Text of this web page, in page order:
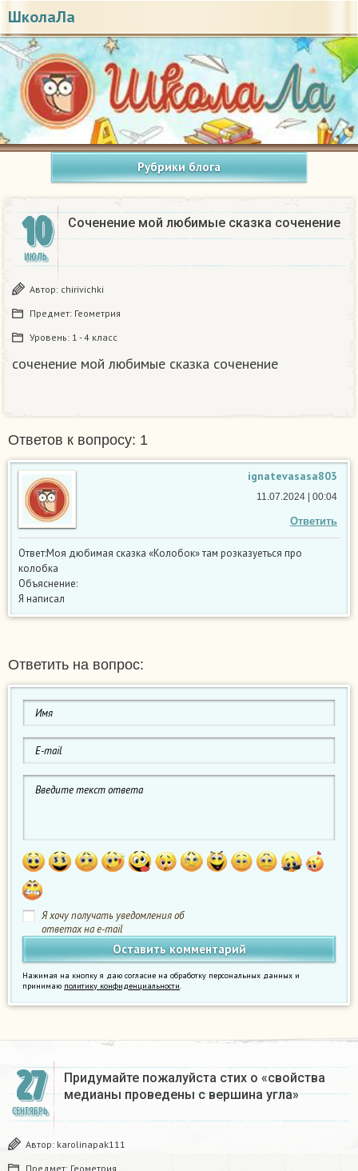
ШколаЛа
Рубрики блога
10
ИЮЛЬ
Соченение мой любимые сказка соченение ​
Автор: chirivichki
Предмет: Геометрия
Уровень: 1 - 4 класс
соченение мой любимые сказка соченение
Ответов к вопросу: 1
ignatevasasa803
Ответить
11.07.2024 | 00:04
Ответ:Моя дюбимая сказка «Колобок» там розказуеться про
колобка
Объяснение:
Я написал
Ответить на вопрос:
Я хочу получать уведомления об
ответах на e-mail
Нажимая на кнопку я даю согласие на обработку персональных данных и
принимаю политику конфиденциальности.
27
СЕНТЯБРЬ
Придумайте пожалуйста стих о «свойства
медианы проведены с вершина угла»
Автор: karolinapak111
Предмет: Геометрия